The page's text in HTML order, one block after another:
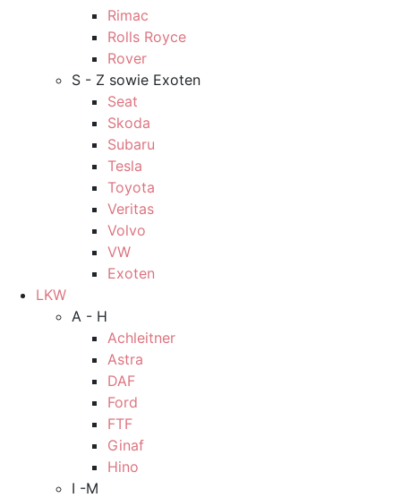
Rimac
Rolls Royce
Rover
S - Z sowie Exoten
Seat
Skoda
Subaru
Tesla
Toyota
Veritas
Volvo
VW
Exoten
LKW
A - H
Achleitner
Astra
DAF
Ford
FTF
Ginaf
Hino
I -M